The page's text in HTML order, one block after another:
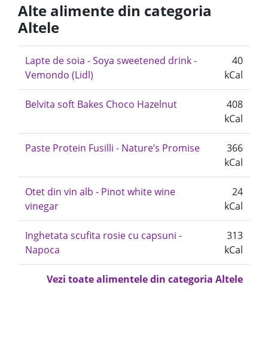
Alte alimente din categoria
Altele
Lapte de soia - Soya sweetened drink -
Vemondo (Lidl)
40
kCal
Belvita soft Bakes Choco Hazelnut
408
kCal
Paste Protein Fusilli - Nature’s Promise
366
kCal
Otet din vin alb - Pinot white wine
vinegar
24
kCal
Inghetata scufita rosie cu capsuni -
Napoca
313
kCal
Vezi toate alimentele din categoria Altele